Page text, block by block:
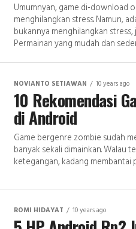
Umumnyan, game di-download
menghilangkan stress. Namun,
bukannya menghilangkan
Permainan yang mudah dan
NOVIANTO SETIAWAN 10 years ago
10 Rekomendasi
di Android
Game bergenre zombie sudah
banyak sekali dimainkan. Walau
ketegangan, kadang membantai
ROMI HIDAYAT 10 years ago